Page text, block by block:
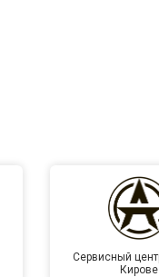
Сервисный
Кирове